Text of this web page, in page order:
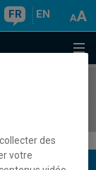
FR EN
des
votre